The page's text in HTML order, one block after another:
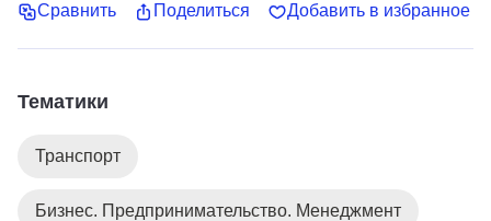
Сравнить Поделиться Добавить в избранное
Тематики
Транспорт
Бизнес. Предпринимательство. Менеджмент